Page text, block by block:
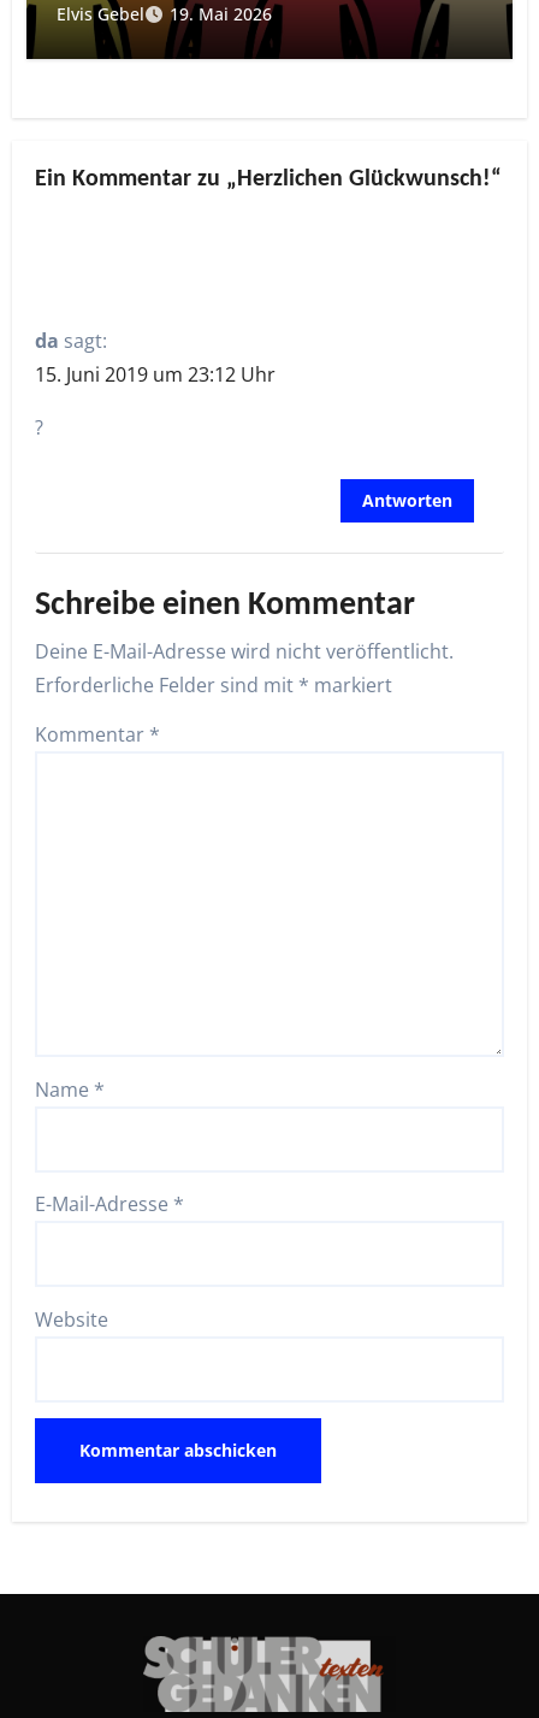
Elvis Gebel
19. Mai 2026
Ein Kommentar zu „Herzlichen Glückwunsch!“
da sagt:
15. Juni 2019 um 23:12 Uhr
?
Antworten
Schreibe einen Kommentar
Deine E-Mail-Adresse wird nicht veröffentlicht.
Erforderliche Felder sind mit * markiert
Kommentar *
Name *
E-Mail-Adresse *
Website